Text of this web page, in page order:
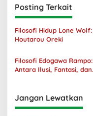
Posting Terkait
Filosofi Hidup Lone Wolf:
Houtarou Oreki
Filosofi Edogawa Rampo:
Antara Ilusi, Fantasi, dan
Jangan Lewatkan